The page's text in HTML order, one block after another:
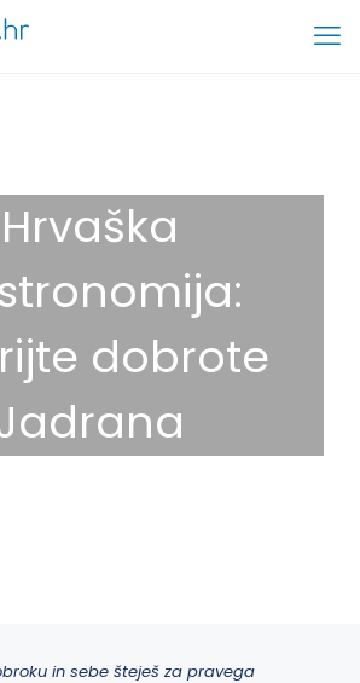
Hrvaška
dobrote
in sebe šteješ za pravega